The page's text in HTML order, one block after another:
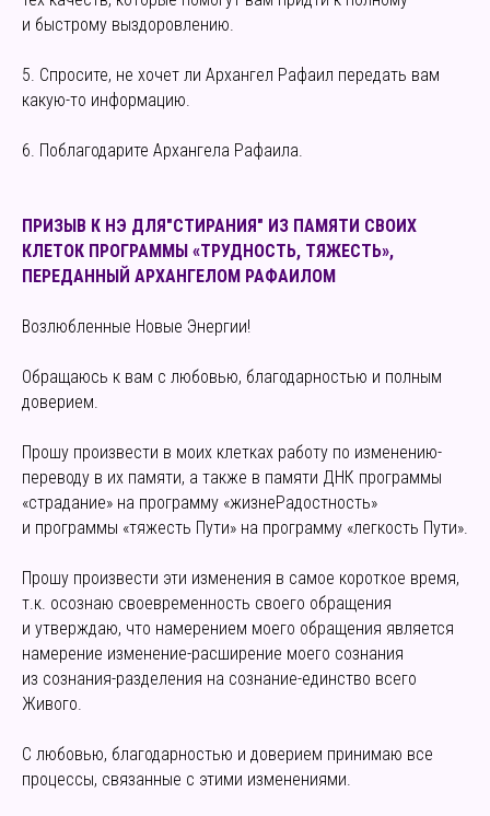
и быстрому выздоровлению.
5. Спросите, не хочет ли Архангел Рафаил передать вам
какую-то информацию.
6. Поблагодарите Архангела Рафаила.
ПРИЗЫВ К НЭ ДЛЯ"СТИРАНИЯ" ИЗ ПАМЯТИ СВОИХ
КЛЕТОК ПРОГРАММЫ «ТРУДНОСТЬ, ТЯЖЕСТЬ»,
ПЕРЕДАННЫЙ АРХАНГЕЛОМ РАФАИЛОМ
Возлюбленные Новые Энергии!
Обращаюсь к вам с любовью, благодарностью и полным
доверием.
Прошу произвести в моих клетках работу по изменению-
переводу в их памяти, а также в памяти ДНК программы
«страдание» на программу «жизнеРадостность»
и программы «тяжесть Пути» на программу «легкость Пути».
Прошу произвести эти изменения в самое короткое время,
т.к. осознаю своевременность своего обращения
и утверждаю, что намерением моего обращения является
намерение изменение-расширение моего сознания
из сознания-разделения на сознание-единство всего
Живого.
С любовью, благодарностью и доверием принимаю все
процессы, связанные с этими изменениями.